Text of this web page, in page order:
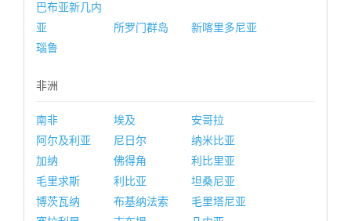
巴布亚新几内
亚
所罗门群岛
新喀里多尼亚
瑙鲁
非洲
南非 埃及
安哥拉
阿尔及利亚
尼日尔
纳米比亚
加纳
佛得角
利比里亚
毛里求斯
利比亚
坦桑尼亚
博茨瓦纳
布基纳法索
毛里塔尼亚